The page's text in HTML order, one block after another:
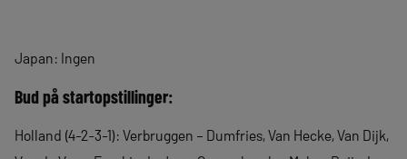
Japan: Ingen
Bud på startopstillinger:
Holland (4-2-3-1): Verbruggen – Dumfries, Van Hecke, Van Dijk,